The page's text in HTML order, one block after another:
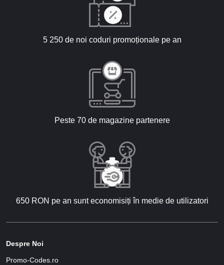
5 250 de noi coduri promoționale pe an
Peste 70 de magazine partenere
650 RON pe an sunt economisiți în medie de utilizatori
Despre Noi
Promo-Codes.ro